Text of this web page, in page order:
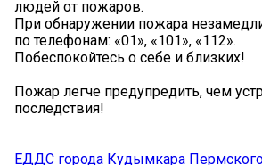
людей от пожаров.
При обнаружении пожара
по телефонам: «01», «101», «112».
Побеспокойтесь о себе и близких!
Пожар легче предупредить, чем
последствия!
ЕДДС города Кудымкара